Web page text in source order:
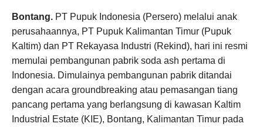
Bontang. PT Pupuk Indonesia (Persero) melalui anak
perusahaannya, PT Pupuk Kalimantan Timur (Pupuk
Kaltim) dan PT Rekayasa Industri (Rekind), hari ini resmi
memulai pembangunan pabrik soda ash pertama di
Indonesia. Dimulainya pembangunan pabrik ditandai
dengan acara groundbreaking atau pemasangan tiang
pancang pertama yang berlangsung di kawasan Kaltim
Industrial Estate (KIE), Bontang, Kalimantan Timur pada